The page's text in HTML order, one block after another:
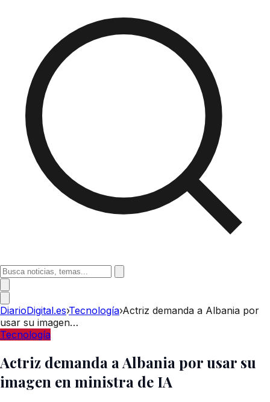
DiarioDigital.es›Tecnología›Actriz demanda a Albania por
usar su imagen…
Tecnología
Actriz demanda a Albania por usar su
imagen en ministra de IA